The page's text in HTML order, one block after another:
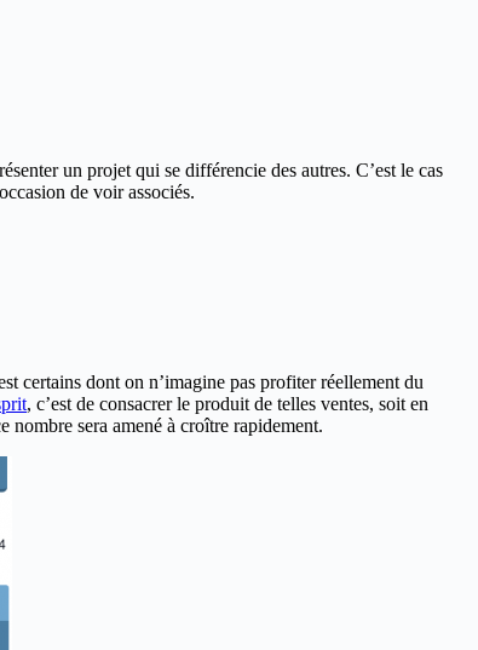
un projet qui se différencie des autres. C’est le cas
de voir associés.
certains dont on n’imagine pas profiter réellement du
, c’est de consacrer le produit de telles ventes, soit en
nombre sera amené à croître rapidement.